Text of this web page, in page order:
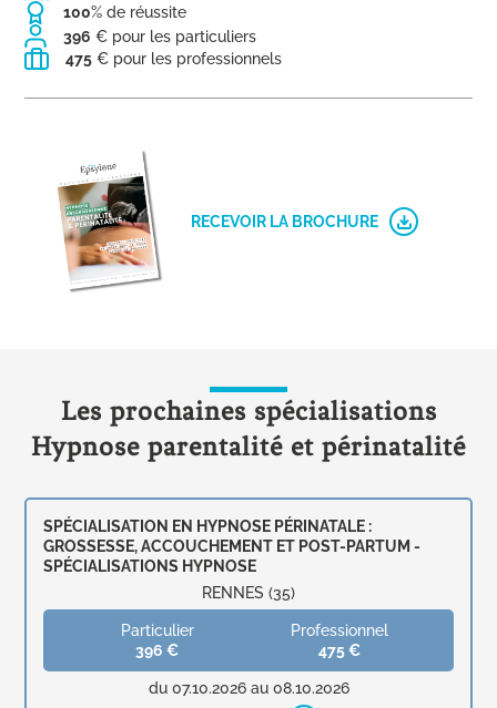
100% de réussite
396 € pour les particuliers
475 € pour les professionnels
RECEVOIR LA BROCHURE
Les prochaines spécialisations
Hypnose parentalité et périnatalité
SPÉCIALISATION EN HYPNOSE PÉRINATALE :
GROSSESSE, ACCOUCHEMENT ET POST-PARTUM -
SPÉCIALISATIONS HYPNOSE
RENNES (35)
Particulier
396 €
Professionnel
475 €
du 07.10.2026 au 08.10.2026